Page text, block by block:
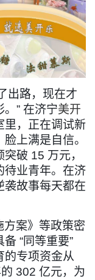
出路，现在才
” 在济宁美开
里，正在调试新
上满是自信。
突破 15 万元，
待业青年。在济
袭故事每天都在
方案》等政策密
备 “同等重要”
的专项资金从
302 亿元，为